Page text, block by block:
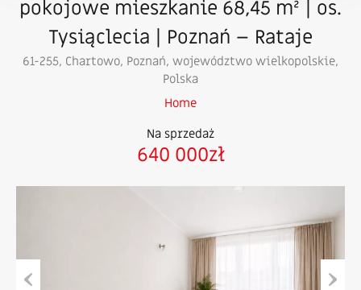
pokojowe mieszkanie 68,45 m² | os.
Tysiąclecia | Poznań – Rataje
61-255, Chartowo, Poznań, województwo wielkopolskie,
Polska
Home
Na sprzedaż
640 000zł